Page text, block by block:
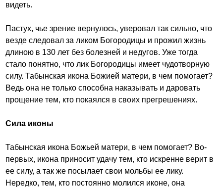
видеть.
Пастух, чье зрение вернулось, уверовал так сильно, что
везде следовал за ликом Богородицы и прожил жизнь
длиною в 130 лет без болезней и недугов. Уже тогда
стало понятно, что лик Богородицы имеет чудотворную
силу. Табынская икона Божией матери, в чем помогает?
Ведь она не только способна наказывать и даровать
прощение тем, кто покаялся в своих прегрешениях.
Сила иконы
Табынская икона Божьей матери, в чем помогает? Во-
первых, икона приносит удачу тем, кто искренне верит в
ее силу, а так же посылает свои мольбы ее лику.
Нередко, тем, кто постоянно молился иконе, она